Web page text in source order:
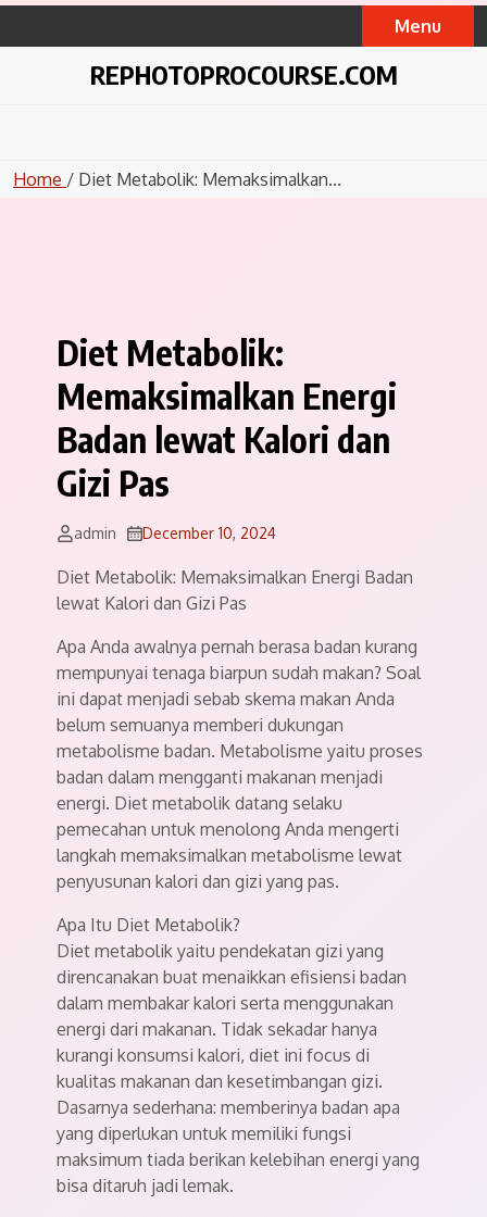
Skip
Menu
REPHOTOPROCOURSE.COM
Home / Diet Metabolik: Memaksimalkan...
Diet Metabolik:
Memaksimalkan Energi
Badan lewat Kalori dan
Gizi Pas
admin December 10, 2024
Diet Metabolik: Memaksimalkan Energi Badan
lewat Kalori dan Gizi Pas
Apa Anda awalnya pernah berasa badan kurang
mempunyai tenaga biarpun sudah makan? Soal
ini dapat menjadi sebab skema makan Anda
belum semuanya memberi dukungan
metabolisme badan. Metabolisme yaitu proses
badan dalam mengganti makanan menjadi
energi. Diet metabolik datang selaku
pemecahan untuk menolong Anda mengerti
langkah memaksimalkan metabolisme lewat
penyusunan kalori dan gizi yang pas.
Apa Itu Diet Metabolik?
Diet metabolik yaitu pendekatan gizi yang
direncanakan buat menaikkan efisiensi badan
dalam membakar kalori serta menggunakan
energi dari makanan. Tidak sekadar hanya
kurangi konsumsi kalori, diet ini focus di
kualitas makanan dan kesetimbangan gizi.
Dasarnya sederhana: memberinya badan apa
yang diperlukan untuk memiliki fungsi
maksimum tiada berikan kelebihan energi yang
bisa ditaruh jadi lemak.